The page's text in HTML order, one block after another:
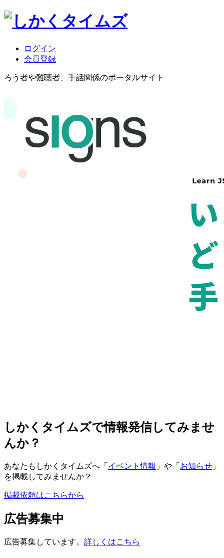
ログイン
会員登録
ろう者や難聴者、手話関係のポータルサイト
しかくタイムズで情報発信してみませ
んか？
あなたもしかくタイムズへ「 イベント情報 」や「 お知らせ 」
を掲載してみませんか？
掲載依頼はこちらから
広告募集中
広告募集しています。 詳しくはこちら